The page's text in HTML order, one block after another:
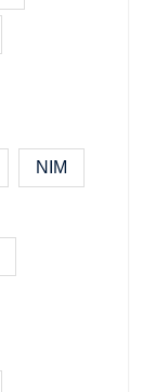
NIM